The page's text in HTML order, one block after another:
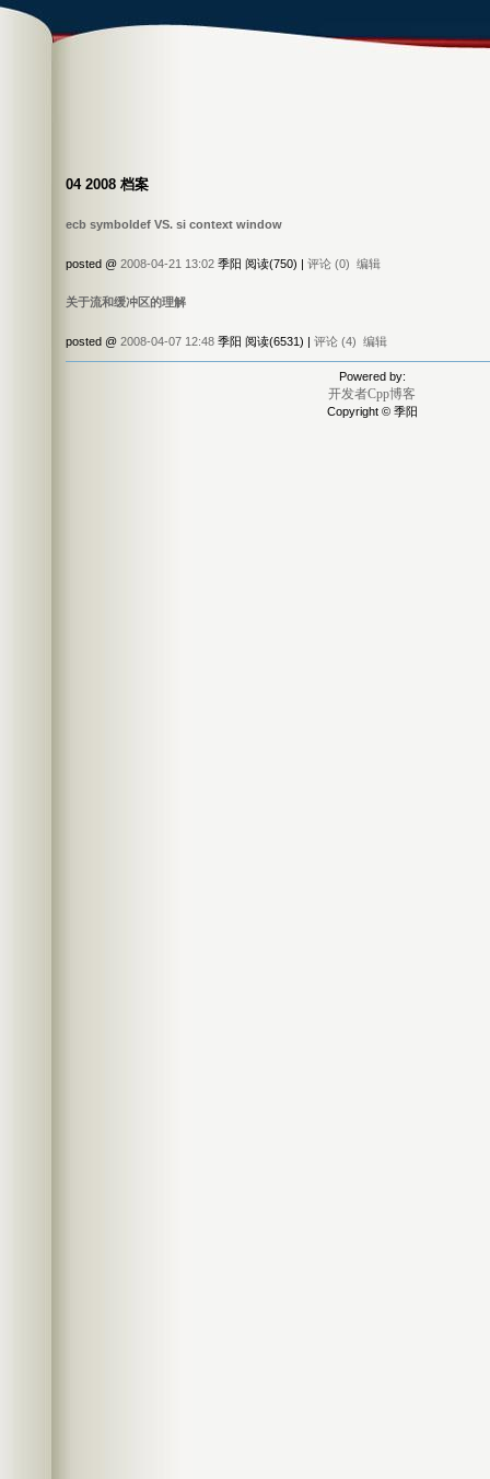
04 2008 档案
ecb symboldef VS. si context window
posted @ 2008-04-21 13:02 季阳 阅读(750) | 评论 (0) 编辑
关于流和缓冲区的理解
posted @ 2008-04-07 12:48 季阳 阅读(6531) | 评论 (4) 编辑
Powered by:
开发者Cpp博客
Copyright © 季阳